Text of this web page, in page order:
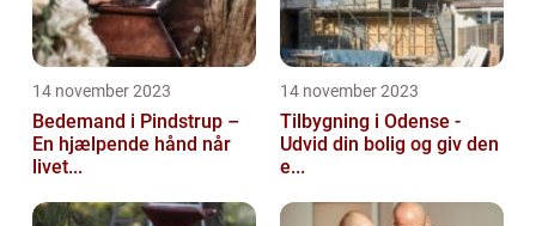
14 november 2023
Bedemand i Pindstrup –
En hjælpende hånd når
livet...
14 november 2023
Tilbygning i Odense -
Udvid din bolig og giv den
e...